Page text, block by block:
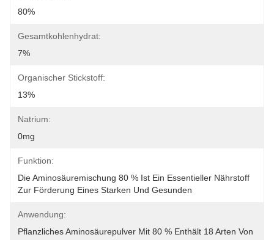
80%
Gesamtkohlenhydrat:
7%
Organischer Stickstoff:
13%
Natrium:
0mg
Funktion:
Die Aminosäuremischung 80 % Ist Ein Essentieller Nährstoff
Zur Förderung Eines Starken Und Gesunden
Anwendung:
Pflanzliches Aminosäurepulver Mit 80 % Enthält 18 Arten Von